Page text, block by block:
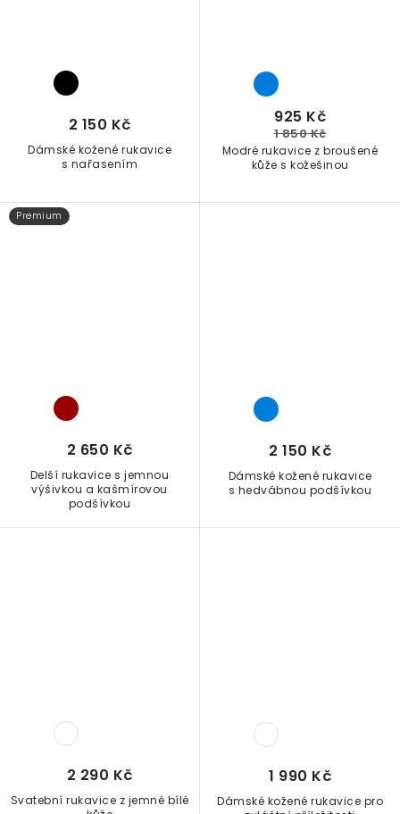
Dámské kožené rukavice
s nařasením
2 150 Kč
Modré rukavice z broušené
kůže s kožešinou
925 Kč
1 850 Kč
Delší rukavice s jemnou
výšivkou a kašmírovou
podšívkou
Premium
2 650 Kč
Dámské kožené rukavice
s hedvábnou podšívkou
2 150 Kč
Svatební rukavice z jemné bílé
2 290 Kč
Dámské kožené rukavice pro
1 990 Kč